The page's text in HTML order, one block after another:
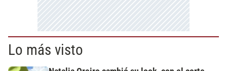
Lo más visto